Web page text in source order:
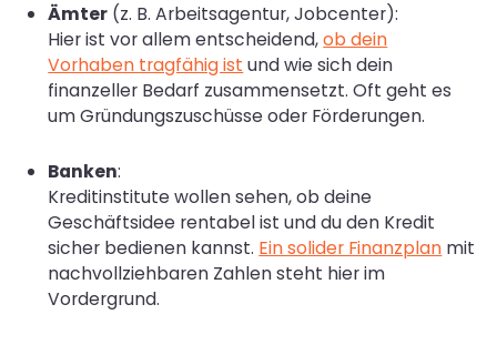
Ämter (z. B. Arbeitsagentur, Jobcenter):
Hier ist vor allem entscheidend,ob dein
Vorhaben tragfähig ist und wie sich dein
finanzeller Bedarf zusammensetzt. Oft geht es
um Gründungszuschüsse oder Förderungen.
Banken:
Kreditinstitute wollen sehen, ob deine
Geschäftsidee rentabel ist und du den Kredit
sicher bedienen kannst. Ein solider Finanzplan mit
nachvollziehbaren Zahlen steht hier im
Vordergrund.